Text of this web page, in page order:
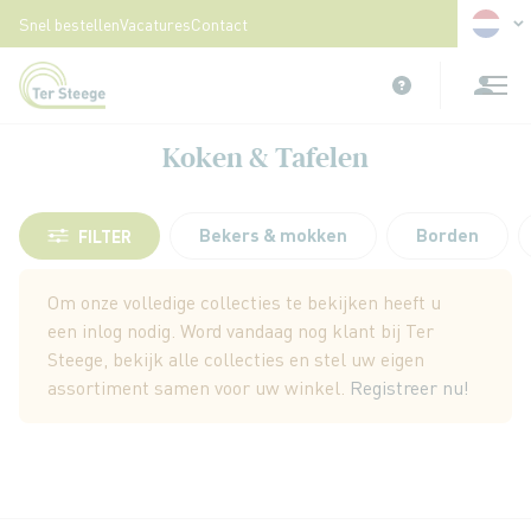
Snel bestellenVacaturesContact
naar
Taal
Koken & Tafelen
FILTER Bekers & mokken Borden
Om onze volledige collecties te bekijken heeft u
een inlog nodig. Word vandaag nog klant bij Ter
Steege, bekijk alle collecties en stel uw eigen
assortiment samen voor uw winkel. Registreer nu!